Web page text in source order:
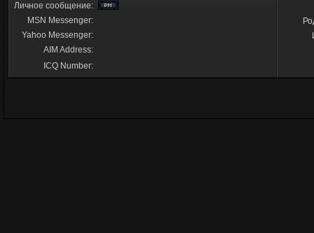
Личное сообщение:
MSN Messenger:
Yahoo Messenger:
AIM Address:
ICQ Number: